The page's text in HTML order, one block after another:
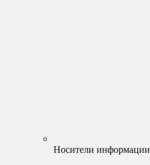
Носители информации